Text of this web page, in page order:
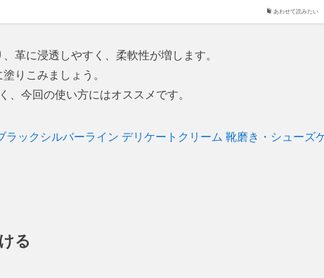
あわせて読みたい
革に浸透しやすく、柔軟性が増します。
りこみましょう。
、今回の使い方にはオススメです。
ックシルバーライン デリケートクリーム 靴磨き・シューズ
る